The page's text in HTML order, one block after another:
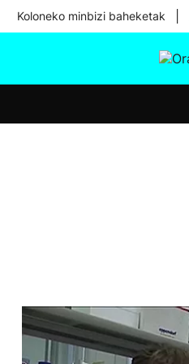
Koloneko minbizi baheketak